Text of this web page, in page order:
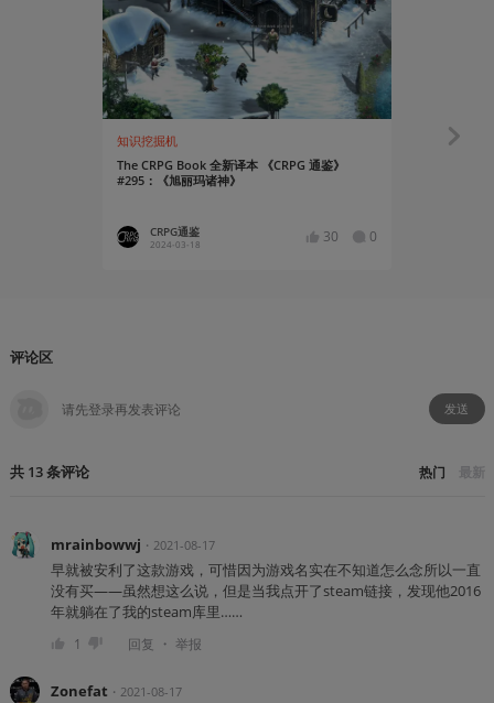
知识挖掘机
The CRPG Book 全新译本 《CRPG 通鉴》
#295：《旭丽玛诸神》
CRPG通鉴
2024-03-18 30 0
Gadio Pro
评论区
发送
共 13条评论 热门 最新
mrainbowwj ・ 2021-08-17
早就被安利了这款游戏，可惜因为游戏名实在不知道怎么念所以一直
没有买——虽然想这么说，但是当我点开了steam链接，发现他2016
年就躺在了我的steam库里……
1 回复 ・ 举报
Zonefat ・ 2021-08-17